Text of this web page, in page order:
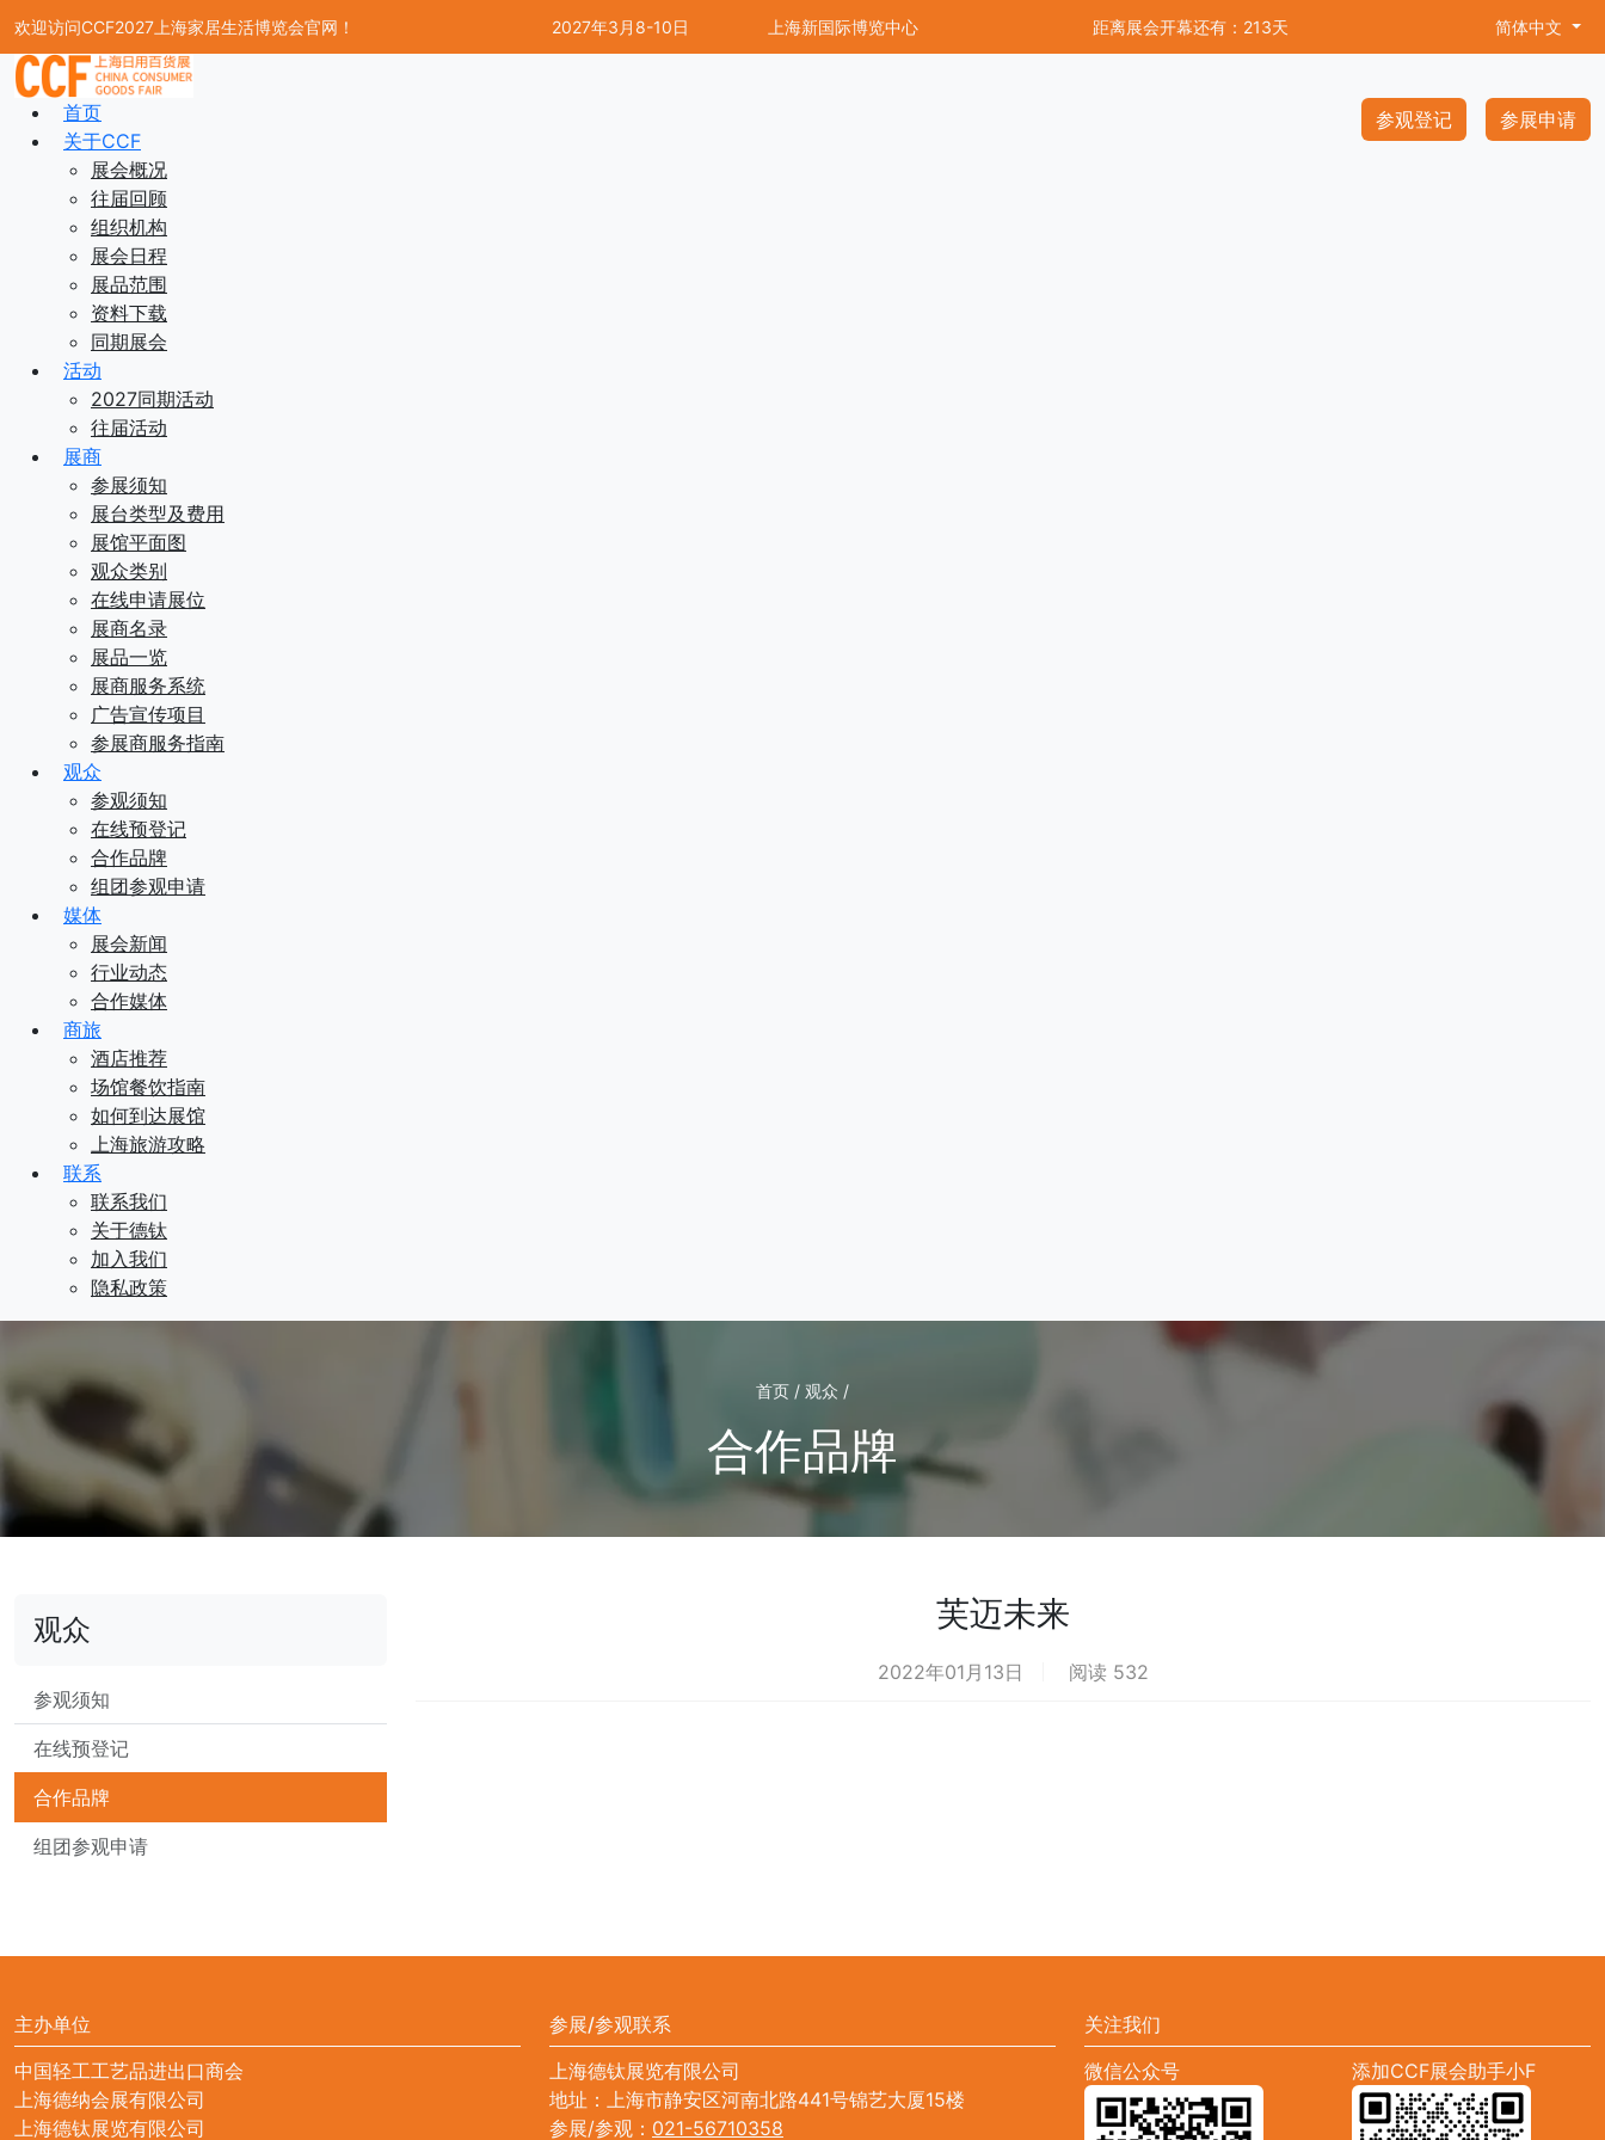
欢迎访问CCF2027上海家居生活博览会官网！ 2027年3月8-10日 上海新国际博览中心 距离展会开幕还有：213天 简体中文
参观登记 参展申请
首页
关于CCF
展会概况
往届回顾
组织机构
展会日程
展品范围
资料下载
同期展会
活动
2027同期活动
往届活动
展商
参展须知
展台类型及费用
展馆平面图
观众类别
在线申请展位
展商名录
展品一览
展商服务系统
广告宣传项目
参展商服务指南
观众
参观须知
在线预登记
合作品牌
组团参观申请
媒体
展会新闻
行业动态
合作媒体
商旅
酒店推荐
场馆餐饮指南
如何到达展馆
上海旅游攻略
联系
联系我们
关于德钛
加入我们
隐私政策
首页 / 观众 /
合作品牌
观众
参观须知
在线预登记
合作品牌
组团参观申请
芙迈未来
2022年01月13日 阅读 532
主办单位
中国轻工工艺品进出口商会
上海德纳会展有限公司
上海德钛展览有限公司
参展/参观联系
上海德钛展览有限公司
地址：上海市静安区河南北路441号锦艺大厦15楼
参展/参观： 021-56710358
关注我们
微信公众号
添加CCF展会助手小F